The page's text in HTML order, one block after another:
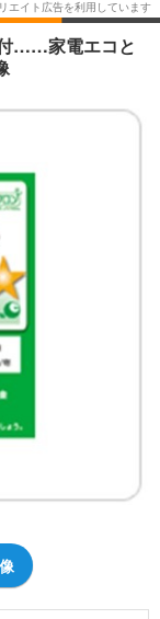
韓国・芸能
スポーツ
グルメ
ョッピング
付……家電エコと